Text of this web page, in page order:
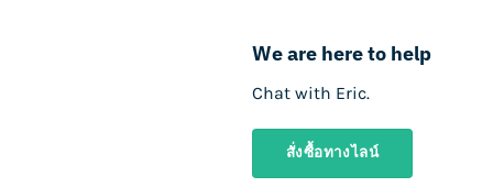
We are here to help
Chat with Eric.
สั่งซื้อทางไลน์